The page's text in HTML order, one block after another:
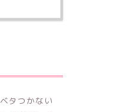
タつかない